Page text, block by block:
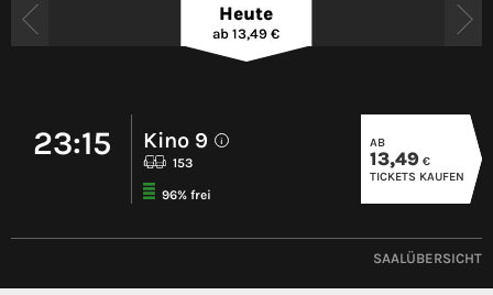
Heute
ab 13,49 €
23:15 Kino 9 i
153
96% frei
AB
13,49 €
TICKETS KAUFEN
SAALÜBERSICHT